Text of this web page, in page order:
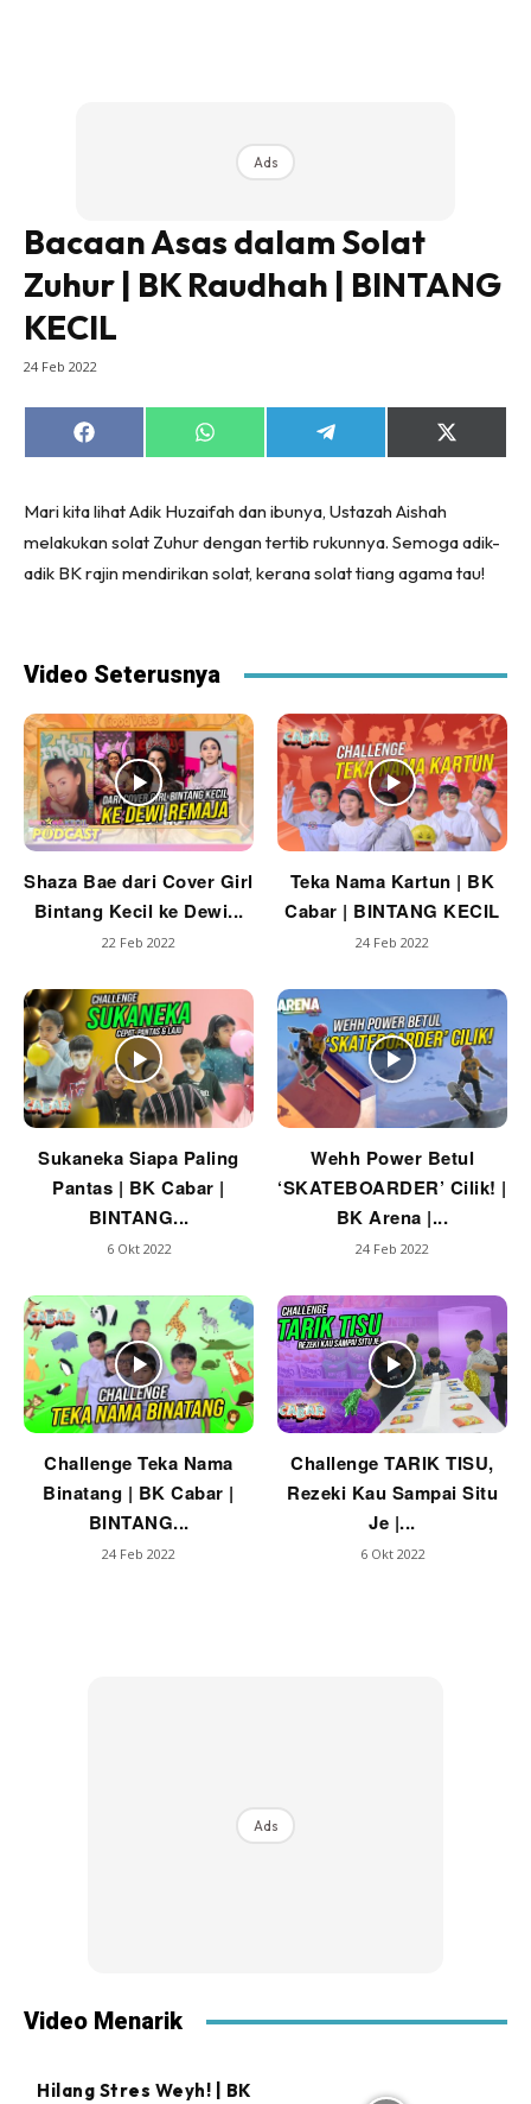
Ads
Bacaan Asas dalam Solat
Zuhur | BK Raudhah | BINTANG
KECIL
24 Feb 2022
Share
on
Share
on
Share
on
Share
on
Mari kita lihat Adik Huzaifah dan ibunya, Ustazah Aishah
melakukan solat Zuhur dengan tertib rukunnya. Semoga adik-
adik BK rajin mendirikan solat, kerana solat tiang agama tau!
Video Seterusnya
Shaza Bae dari Cover Girl
Bintang Kecil ke Dewi...
22 Feb 2022
Teka Nama Kartun | BK
Cabar | BINTANG KECIL
24 Feb 2022
Sukaneka Siapa Paling
Pantas | BK Cabar |
BINTANG...
6 Okt 2022
Wehh Power Betul
‘SKATEBOARDER’ Cilik! |
BK Arena |...
24 Feb 2022
Challenge Teka Nama
Binatang | BK Cabar |
BINTANG...
24 Feb 2022
Challenge TARIK TISU,
Rezeki Kau Sampai Situ
Je |...
6 Okt 2022
Ads
Video Menarik
Hilang Stres Weyh! | BK